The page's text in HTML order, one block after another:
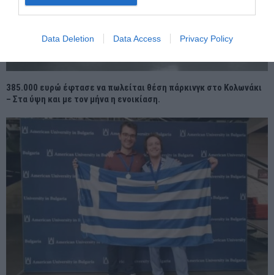
Data Deletion Data Access Privacy Policy
385.000 ευρώ έφτασε να πωλείται θέση πάρκινγκ στο Κολωνάκι
– Στα ύψη και με τον μήνα η ενοικίαση.